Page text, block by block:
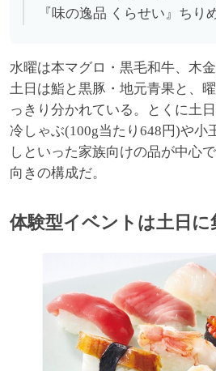
『味の逸品 くらせい』ちり
水曜は本マグロ・黒毛和牛、木
土日は鮨と黒豚・地元青果と、
っきり分かれている。とくに土
冷しゃぶ(100g当たり648円)や小
しといった家族向けの品が中心
向きの構成だ。
体験型イベントは土日に